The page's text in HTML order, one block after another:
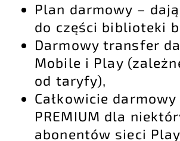
Plan darmowy –
do części biblioteki
Darmowy transfer
Mobile i Play
od taryfy),
Całkowicie
PREMIUM dla
abonentów sieci